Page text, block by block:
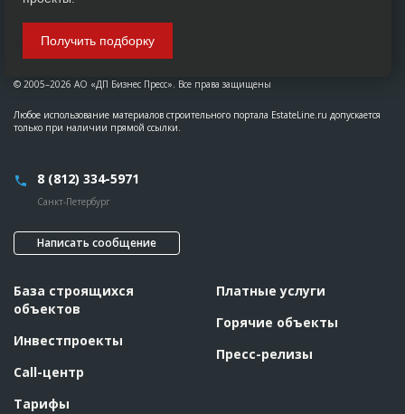
© 2005–2026 АО «ДП Бизнес Пресс». Все права защищены
Любое использование материалов строительного портала EstateLine.ru допускается
только при наличии прямой ссылки.
8 (812) 334-5971
Санкт-Петербург
Написать сообщение
База строящихся
объектов
Инвестпроекты
Call-центр
Тарифы
Платные услуги
Горячие объекты
Пресс-релизы
Получить подборку